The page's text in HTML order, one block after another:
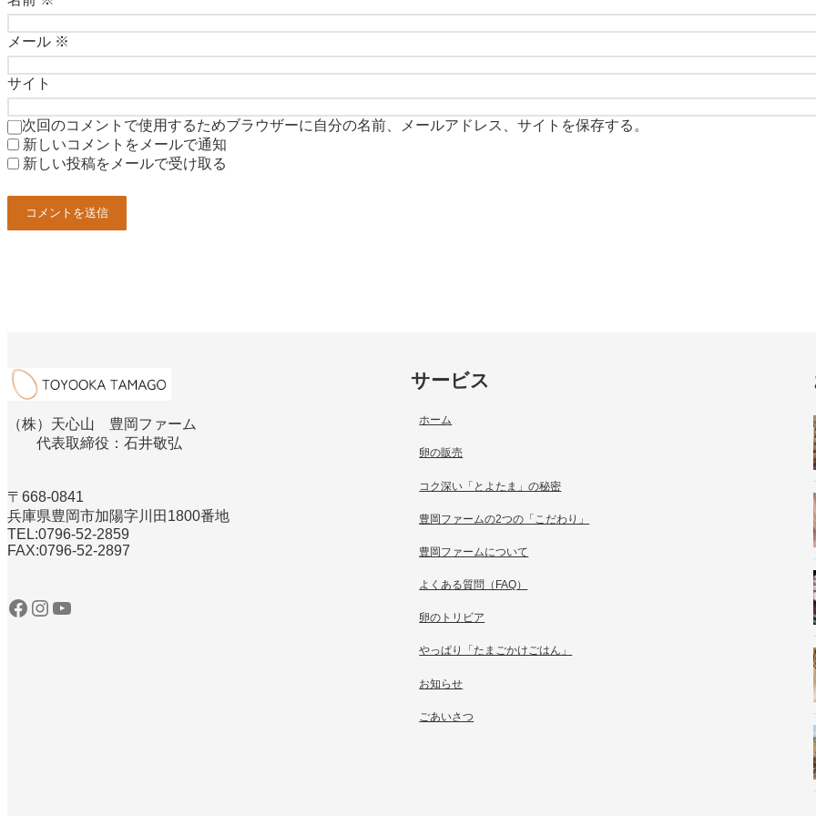
メール ※
サイト
次回のコメントで使用するためブラウザーに自分の名前、メールアドレス、サイトを保存する。
新しいコメントをメールで通知
新しい投稿をメールで受け取る
（株）天心山 豊岡ファーム
代表取締役：石井敬弘
〒668-0841
兵庫県豊岡市加陽字川田1800番地
TEL:0796‐52‐2859
FAX:0796‐52‐2897
Facebook Instagram YouTube
サービス
ホーム
卵の販売
コク深い「とよたま」の秘密
豊岡ファームの2つの「こだわり」
豊岡ファームについて
よくある質問（FAQ）
卵のトリビア
やっぱり「たまごかけごはん」
お知らせ
ごあいさつ